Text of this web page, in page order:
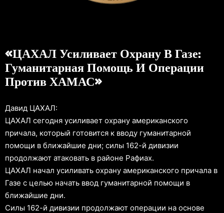
«ЦАХАЛ Усиливает Охрану В Газе:
Гуманитарная Помощь И Операции
Против ХАМАС»
Давид ЦАХАЛ:
ЦАХАЛ сегодня усиливает охрану американского
причала, который готовится к вводу гуманитарной
помощи в ближайшие дни; силы 162-й дивизии
продолжают атаковать в районе Рафиах.
ЦАХАЛ начал усиливать охрану американского причала в
Газе с целью начать ввод гуманитарной помощи в
ближайшие дни.
Силы 162-й дивизии продолжают операции на основе